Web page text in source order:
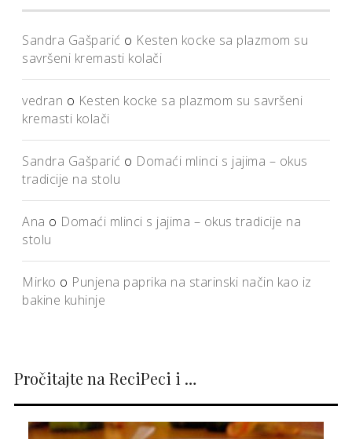
Sandra Gašparić o Kesten kocke sa plazmom su
savršeni kremasti kolači
vedran o Kesten kocke sa plazmom su savršeni
kremasti kolači
Sandra Gašparić o Domaći mlinci s jajima – okus
tradicije na stolu
Ana o Domaći mlinci s jajima – okus tradicije na
stolu
Mirko o Punjena paprika na starinski način kao iz
bakine kuhinje
Pročitajte na ReciPeci i …